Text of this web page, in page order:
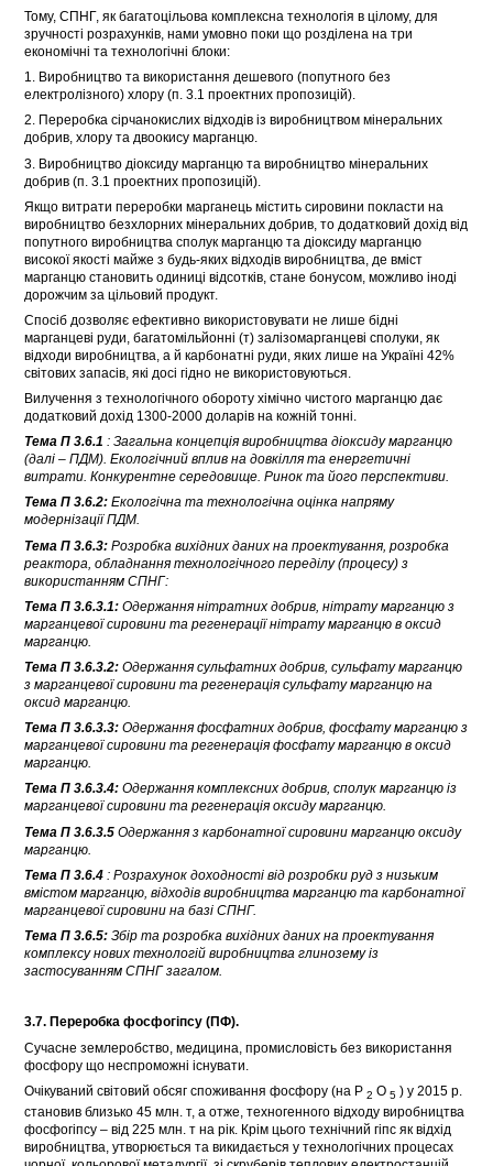
Тому, СПНГ, як багатоцільова комплексна технологія в цілому, для
зручності розрахунків, нами умовно поки що розділена на три
економічні та технологічні блоки:
1. Виробництво та використання дешевого (попутного без
електролізного) хлору (п. 3.1 проектних пропозицій).
2. Переробка сірчанокислих відходів із виробництвом мінеральних
добрив, хлору та двоокису марганцю.
3. Виробництво діоксиду марганцю та виробництво мінеральних
добрив (п. 3.1 проектних пропозицій).
Якщо витрати переробки марганець містить сировини покласти на
виробництво безхлорних мінеральних добрив, то додатковий дохід від
попутного виробництва сполук марганцю та діоксиду марганцю
високої якості майже з будь-яких відходів виробництва, де вміст
марганцю становить одиниці відсотків, стане бонусом, можливо іноді
дорожчим за цільовий продукт.
Спосіб дозволяє ефективно використовувати не лише бідні
марганцеві руди, багатомільйонні (т) залізомарганцеві сполуки, як
відходи виробництва, а й карбонатні руди, яких лише на Україні 42%
світових запасів, які досі гідно не використовуються.
Вилучення з технологічного обороту хімічно чистого марганцю дає
додатковий дохід 1300-2000 доларів на кожній тонні.
Тема П 3.6.1 : Загальна концепція виробництва діоксиду марганцю
(далі – ПДМ). Екологічний вплив на довкілля та енергетичні
витрати. Конкурентне середовище. Ринок та його перспективи.
Тема П 3.6.2: Екологічна та технологічна оцінка напряму
модернізації ПДМ.
Тема П 3.6.3: Розробка вихідних даних на проектування, розробка
реактора, обладнання технологічного переділу (процесу) з
використанням СПНГ:
Тема П 3.6.3.1: Одержання нітратних добрив, нітрату марганцю з
марганцевої сировини та регенерації нітрату марганцю в оксид
марганцю.
Тема П 3.6.3.2: Одержання сульфатних добрив, сульфату марганцю
з марганцевої сировини та регенерація сульфату марганцю на
оксид марганцю.
Тема П 3.6.3.3: Одержання фосфатних добрив, фосфату марганцю з
марганцевої сировини та регенерація фосфату марганцю в оксид
марганцю.
Тема П 3.6.3.4: Одержання комплексних добрив, сполук марганцю із
марганцевої сировини та регенерація оксиду марганцю.
Тема П 3.6.3.5 Одержання з карбонатної сировини марганцю оксиду
марганцю.
Тема П 3.6.4 : Розрахунок доходності від розробки руд з низьким
вмістом марганцю, відходів виробництва марганцю та карбонатної
марганцевої сировини на базі СПНГ.
Тема П 3.6.5: Збір та розробка вихідних даних на проектування
комплексу нових технологій виробництва глинозему із
застосуванням СПНГ загалом.
3.7. Переробка фосфогіпсу (ПФ).
Сучасне землеробство, медицина, промисловість без використання
фосфору що неспроможні існувати.
Очікуваний світовий обсяг споживання фосфору (на P2 O5 ) у 2015 р.
становив близько 45 млн. т, а отже, техногенного відходу виробництва
фосфогіпсу – від 225 млн. т на рік. Крім цього технічний гіпс як відхід
виробництва, утворюється та викидається у технологічних процесах